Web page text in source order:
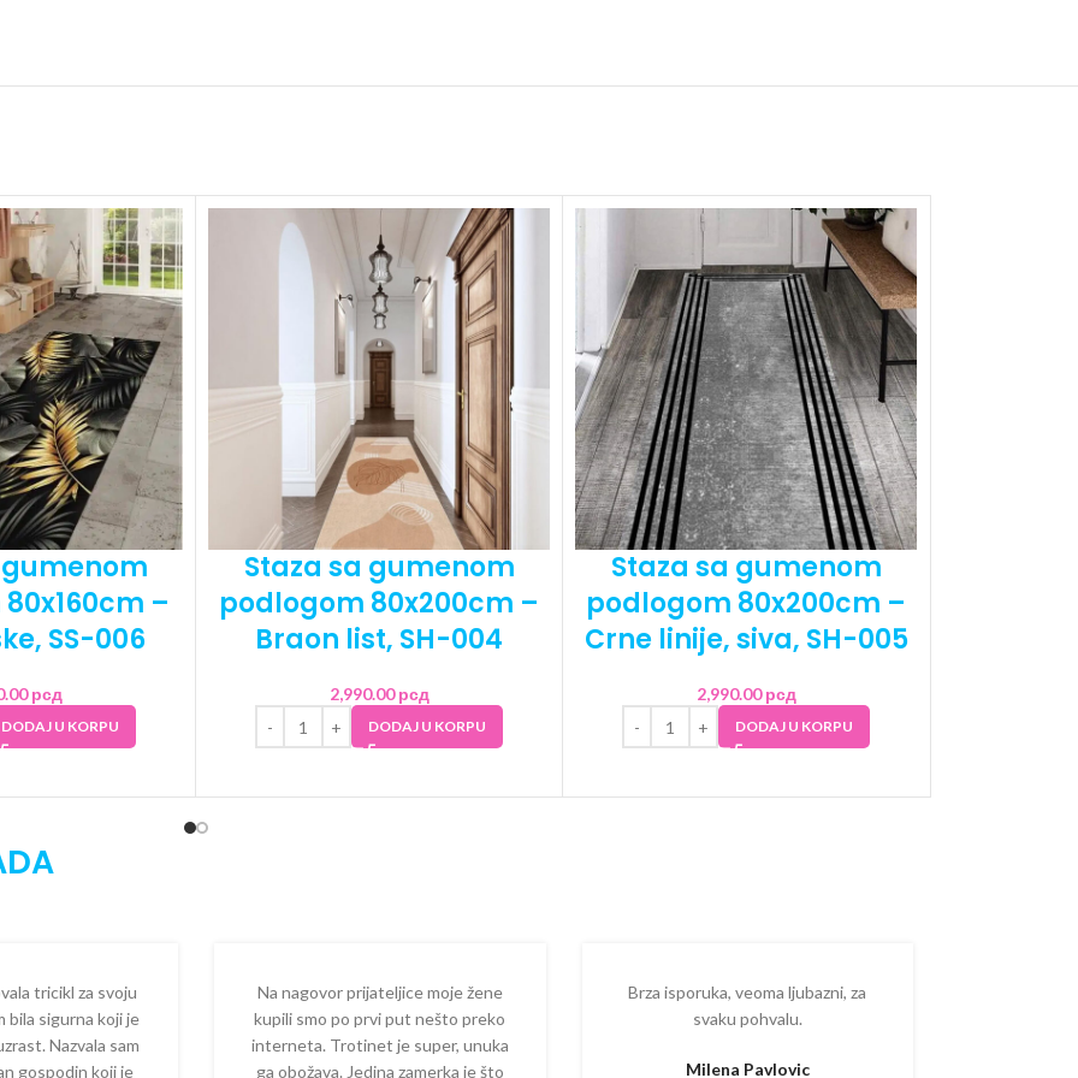
–
SS-006
рсд
DODAJ U KORPU
Staza sa gumenom
podlogom 80x200cm –
Braon list, SH-004
2,990.00рсд
DODAJ U KORPU
Staza sa gumenom
podlogom 80x200cm –
Crne linije, siva, SH-005
2,990.00рсд
DODAJ U KORPU
tricikl za svoju
bila sigurna koji je
Nazvala sam
gospodin koji je
Na nagovor prijateljice moje žene
kupili smo po prvi put nešto preko
interneta. Trotinet je super, unuka
ga obožava. Jedina zamerka je što
Brza isporuka, veoma ljubazni, za
svaku pohvalu.
Milena Pavlovic